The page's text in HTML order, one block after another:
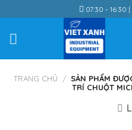
to
content
07:30 - 16:30 |
TRANG CHỦ / SẢN PHẨM
TRÍ CHUỘT